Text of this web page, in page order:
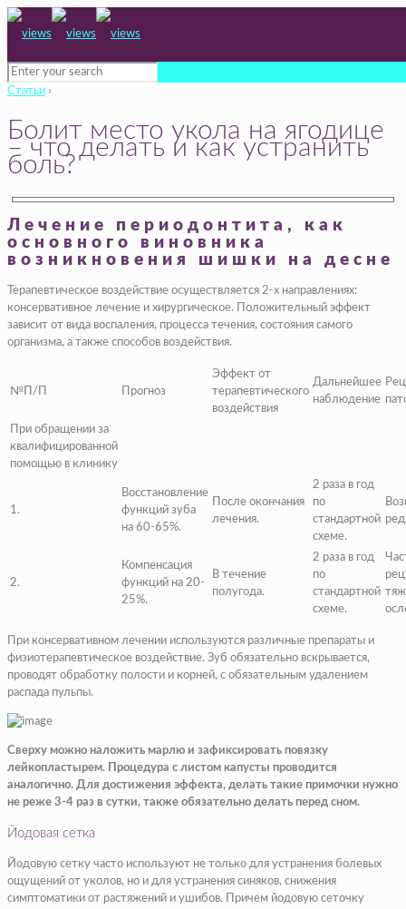
Статьи ›
Болит место укола на ягодице
– что делать и как устранить
боль?
Лечение периодонтита, как
основного виновника
возникновения шишки на десне
Терапевтическое воздействие осуществляется 2-х направлениях:
консервативное лечение и хирургическое. Положительный эффект
зависит от вида воспаления, процесса течения, состояния самого
организма, а также способов воздействия.
№П/П Прогноз
Эффект от
терапевтического
воздействия
Дальнейшее
наблюдение
При обращении за
квалифицированной
помощью в клинику
1.
Восстановление
функций зуба
на 60-65%.
После окончания
лечения.
2 раза в год
по
стандартной
схеме.
2.
Компенсация
функций на 20-
25%.
В течение
полугода.
2 раза в год
по
стандартной
схеме.
При консервативном лечении используются различные препараты и
физиотерапевтическое воздействие. Зуб обязательно вскрывается,
проводят обработку полости и корней, с обязательным удалением
распада пульпы.
Сверху можно наложить марлю и зафиксировать повязку
лейкопластырем. Процедура с листом капусты проводится
аналогично. Для достижения эффекта, делать такие примочки нужно
не реже 3-4 раз в сутки, также обязательно делать перед сном.
Йодовая сетка
Йодовую сетку часто используют не только для устранения болевых
ощущений от уколов, но и для устранения синяков, снижения
симптоматики от растяжений и ушибов. Причем йодовую сеточку